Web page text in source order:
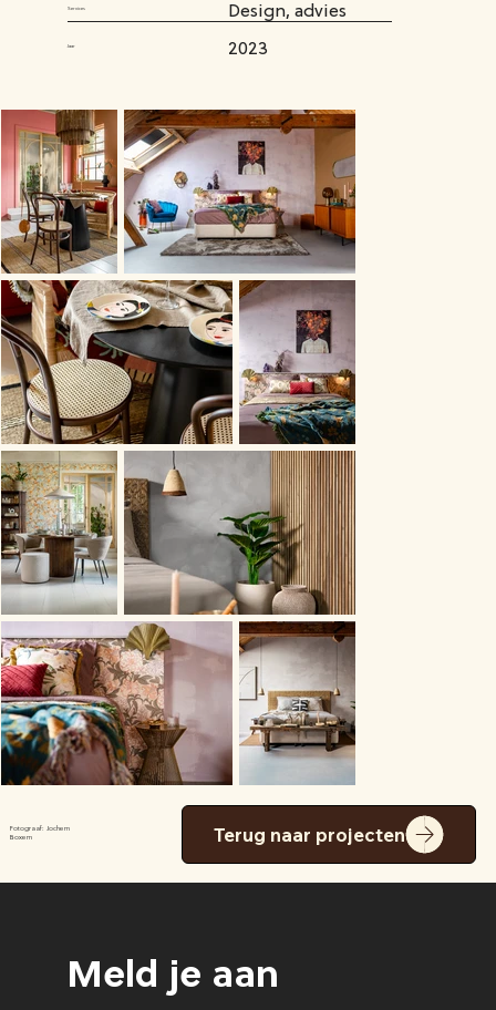
Fotograaf: Jochem
Boxem
Terug naar projecten
Services Design, advies
Jaar 2023
Meld je aan